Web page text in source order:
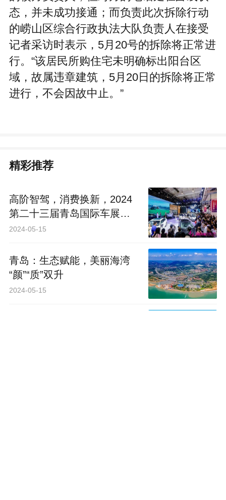
态，并未成功接通；而负责此次拆除行动
的崂山区综合行政执法大队负责人在接受
记者采访时表示，5月20号的拆除将正常进
行。“该居民所购住宅未明确标出阳台区
域，故属违章建筑，5月20日的拆除将正常
进行，不会因故中止。”
精彩推荐
高阶智驾，消费换新，2024
第二十三届青岛国际车展启
幕
2024-05-15
青岛：生态赋能，美丽海湾
“颜”“质”双升
2024-05-15